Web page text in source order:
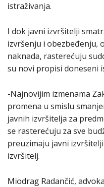
istraživanja.
I dok javni izvršitelji
izvršenju i obezbeđenju,
naknada, rasterećuju
su novi propisi doneseni
-Najnovijim izmenama
promena u smislu
javnih izvršitelja za
se rasterećuju za sve
preuzimaju javni
izvršitelj.
Miodrag Radančić,